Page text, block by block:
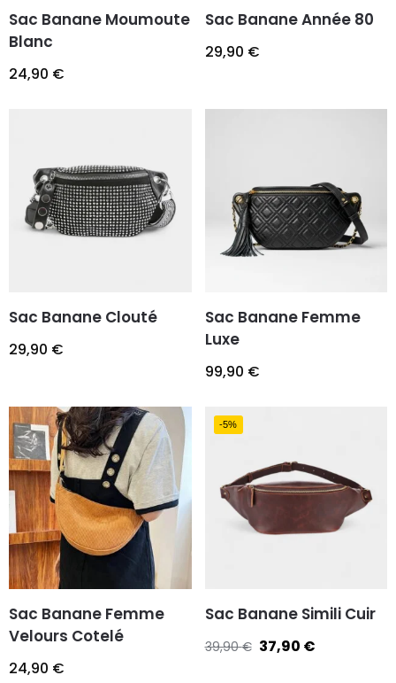
Sac Banane Moumoute
Blanc
24,90 €
Sac Banane Année 80
29,90 €
Sac Banane Clouté
29,90 €
Sac Banane Femme
Luxe
99,90 €
Sac Banane Femme
Velours Cotelé
24,90 €
-5%
Sac Banane Simili Cuir
39,90€ 37,90 €